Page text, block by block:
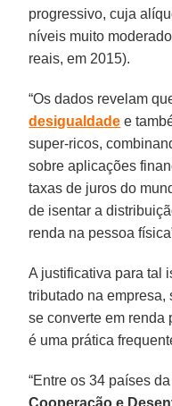
progressivo, cuja
níveis muito
reais, em 2015).
“Os dados revelam
desigualdade e
super-ricos,
sobre aplicações
taxas de juros do
de isentar a
renda na pessoa
A justificativa para tal
tributado na
se converte em renda
é uma prática
“Entre os 34 países
Cooperação e